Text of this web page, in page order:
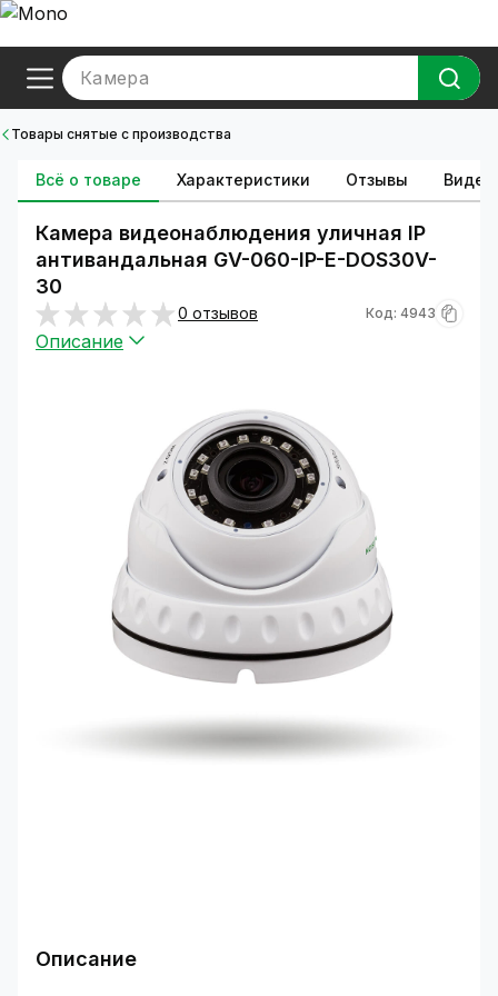
Камера
Товары снятые с производства
Всё о товаре Характеристики Отзывы Видео
Камера видеонаблюдения уличная IP
антивандальная GV-060-IP-E-DOS30V-
30
0 отзывов Код: 4943
Описание
Описание